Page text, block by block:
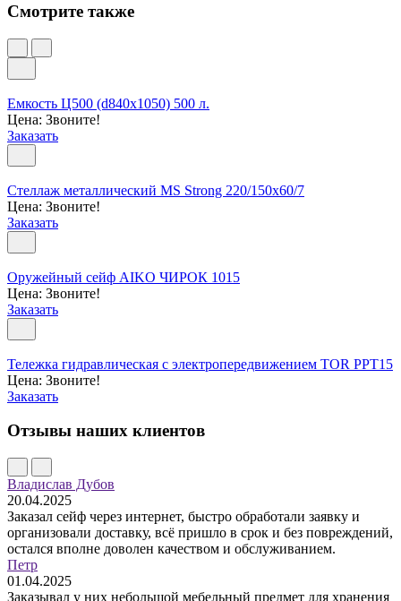
Смотрите также
Емкость Ц500 (d840х1050) 500 л.
Цена: Звоните!
Заказать
Стеллаж металлический MS Strong 220/150x60/7
Цена: Звоните!
Заказать
Оружейный сейф AIKO ЧИРОК 1015
Цена: Звоните!
Заказать
Тележка гидравлическая с электропередвижением TOR PPT15
Цена: Звоните!
Заказать
Отзывы наших клиентов
Владислав Дубов
20.04.2025
Заказал сейф через интернет, быстро обработали заявку и
организовали доставку, всё пришло в срок и без повреждений,
остался вполне доволен качеством и обслуживанием.
Петр
01.04.2025
Заказывал у них небольшой мебельный предмет для хранения